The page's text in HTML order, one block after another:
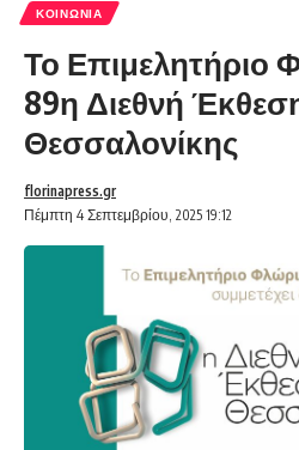
ΚΟΙΝΩΝΊΑ
Το Επιμελητήριο
89η Διεθνή
Θεσσαλονίκης
Πέμπτη 4 Σεπτεμβρίου, 2025 19:12
florinapress.gr